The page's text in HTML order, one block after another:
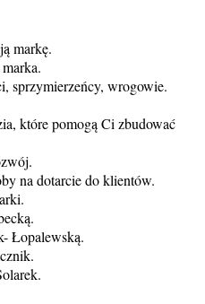
markę.
sprzymierzeńcy, wrogowie.
które pomogą Ci zbudować
na dotarcie do klientów.
Łopalewską.